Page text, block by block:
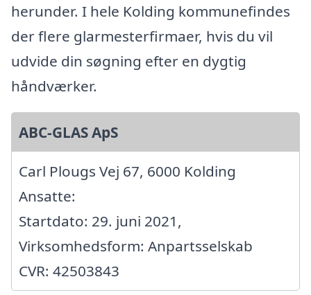
herunder. I hele Kolding kommunefindes
der flere glarmesterfirmaer, hvis du vil
udvide din søgning efter en dygtig
håndværker.
ABC-GLAS ApS
Carl Plougs Vej 67, 6000 Kolding
Ansatte:
Startdato: 29. juni 2021,
Virksomhedsform: Anpartsselskab
CVR: 42503843